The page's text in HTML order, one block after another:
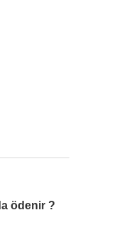
ödenir ?